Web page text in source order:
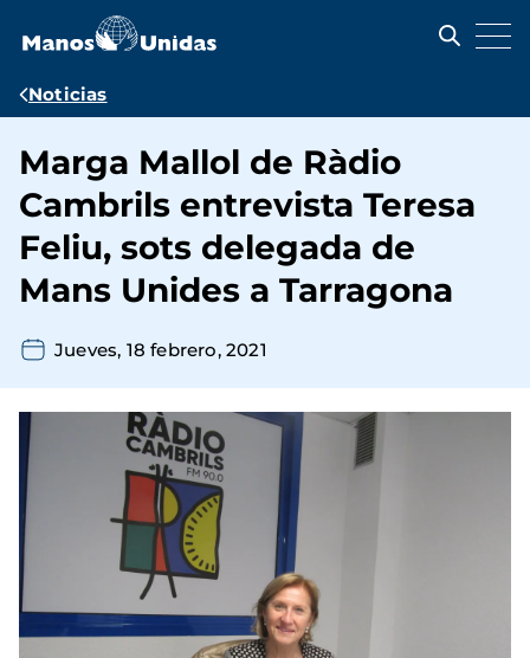
contenido
Ruta
navegación
Noticias
Marga Mallol de Ràdio
Cambrils entrevista Teresa
Feliu, sots delegada de
Mans Unides a Tarragona
Jueves, 18 febrero, 2021